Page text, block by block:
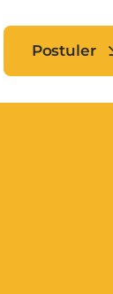
Postuler